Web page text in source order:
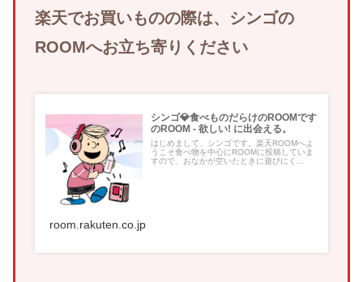
楽天でお買いものの際は、シンゴの
ROOMへお立ち寄りください
シンゴ💎食べものだらけのROOMです
のROOM - 欲しい! に出会える。
はじめまして、シンゴです。楽天ROOMへよ
うこそ食べ物を中心にROOMに投稿していま
すので、おなかが空いたときに遊びにく...
room.rakuten.co.jp